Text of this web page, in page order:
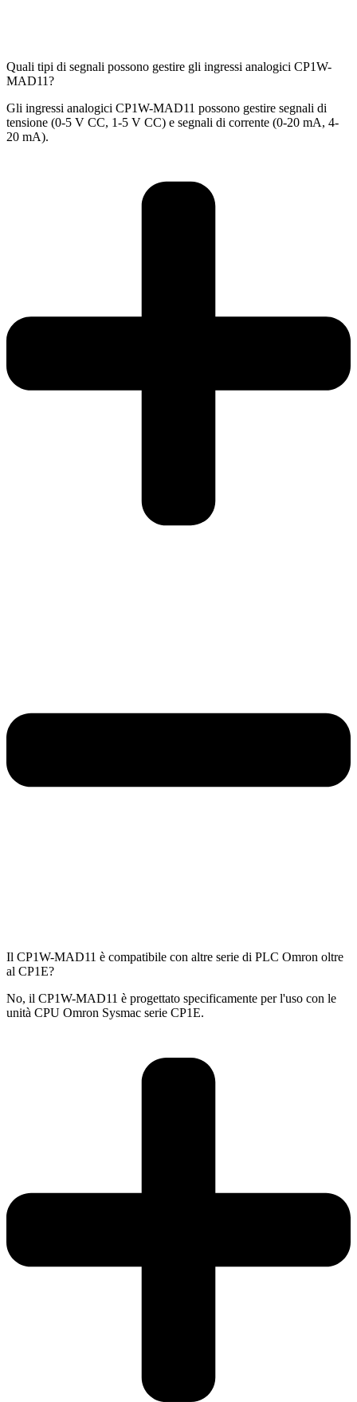
Quali tipi di segnali possono gestire gli ingressi analogici CP1W-
MAD11?
Gli ingressi analogici CP1W-MAD11 possono gestire segnali di
tensione (0-5 V CC, 1-5 V CC) e segnali di corrente (0-20 mA, 4-
20 mA).
Il CP1W-MAD11 è compatibile con altre serie di PLC Omron oltre
al CP1E?
No, il CP1W-MAD11 è progettato specificamente per l'uso con le
unità CPU Omron Sysmac serie CP1E.